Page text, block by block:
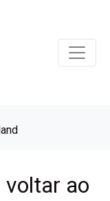
voltar ao